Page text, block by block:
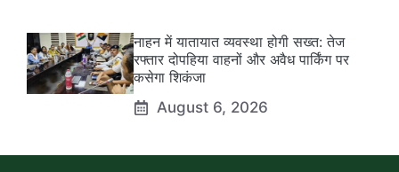
नाहन में यातायात व्यवस्था होगी सख्त: तेज
रफ्तार दोपहिया वाहनों और अवैध पार्किंग पर
कसेगा शिकंजा
August 6, 2026